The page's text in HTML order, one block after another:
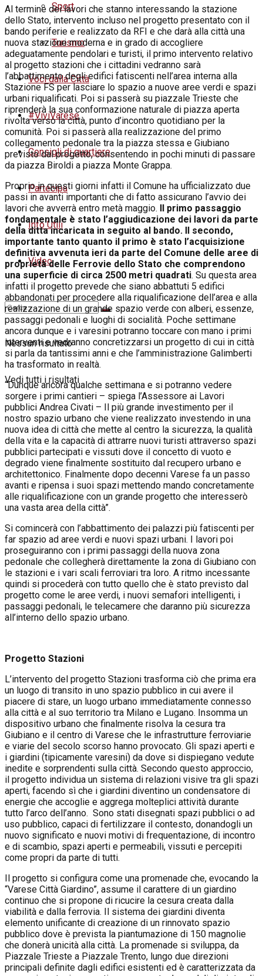
Sport
Turismo
Voci dalla Città
#ViviVarese
Consigli di quartiere
Partecipa
Info Utili
Video
Nessun risultato
Vedi tutti i risultati
Al termine dei lavori che stanno interessando la stazione
dello Stato, intervento incluso nel progetto presentato con il
bando periferie e realizzato da RFI e che darà alla città una
nuova stazione moderna e in grado di accogliere
adeguatamente pendolari e turisti, il primo intervento relativo
al progetto stazioni che i cittadini vedranno sarà
l’abbattimento degli edifici fatiscenti nell’area interna alla
Stazione FS per lasciare lo spazio a nuove aree verdi e spazi
urbani riqualificati. Poi si passerà su piazzale Trieste che
riprenderà la sua conformazione naturale di piazza aperta
rivolta verso la città, punto d’incontro quotidiano per la
comunità. Poi si passerà alla realizzazione del primo
collegamento pedonale tra la piazza stessa e Giubiano
previsto dal progetto, consentendo in pochi minuti di passare
da piazza Biroldi a piazza Monte Grappa.
Proprio in questi giorni infatti il Comune ha ufficializzato due
passi in avanti importanti che di fatto assicurano l’avvio dei
lavori che avverrà entro metà maggio.
Il primo passaggio
fondamentale è stato l’aggiudicazione dei lavori da parte
della ditta incaricata in seguito al bando. Il secondo,
importante tanto quanto il primo è stato l’acquisizione
definitiva avvenuta ieri da parte del Comune delle aree di
proprietà delle Ferrovie dello Stato che comprendono
una superficie di circa 2500 metri quadrati. Su questa area
infatti il progetto prevede che siano abbattuti 5 edifici
abbandonati per procedere alla riqualificazione dell’area e alla
realizzazione di un grande spazio verde con alberi, essenze,
passaggi pedonali e luoghi di socialità. Poche settimane
ancora dunque e i varesini potranno toccare con mano i primi
interventi e vedranno concretizzarsi un progetto di cui in città
si parla da tantissimi anni e che l’amministrazione Galimberti
ha trasformato in realtà.
“Dunque ancora qualche settimana e si potranno vedere
sorgere i primi cantieri – spiega l’Assessore ai Lavori
pubblici Andrea Civati – Il più grande investimento per il
nostro spazio urbano che viene realizzato investendo in una
nuova idea di città che mette al centro la sicurezza, la qualità
della vita e la capacità di attrarre nuovi turisti attraverso spazi
pubblici partecipati e vissuti dove il concetto di vuoto e
degrado viene finalmente sostituito dal recupero urbano e
architettonico. Finalmente dopo decenni Varese fa un passo
avanti e ripensa i suoi spazi mettendo mando concretamente
alle riqualificazione con un grande progetto che interesserò
una vasta area della città”.
Si comincerà con l’abbattimento dei palazzi più fatiscenti per
far spazio ad aree verdi e nuovi spazi urbani. I lavori poi
proseguiranno con i primi passaggi della nuova zona
pedonale che collegherà direttamente la zona di Giubiano con
le stazioni e i vari scali ferroviari tra loro. A ritmo incessante
quindi si procederà con tutto quello che è stato previsto dal
progetto come le aree verdi, i nuovi semafori intelligenti, i
passaggi pedonali, le telecamere che daranno più sicurezza
all’interno dello spazio urbano.
Progetto Stazioni
L’intervento del progetto Stazioni trasforma ciò che prima era
un luogo di transito in uno spazio pubblico in cui avere il
piacere di stare, un luogo urbano immediatamente connesso
alla città e al suo territorio tra Milano e Lugano. Insomma un
dispositivo urbano che finalmente risolva la cesura tra
Giubiano e il centro di Varese che le infrastrutture ferroviarie
e viarie del secolo scorso hanno provocato. Gli spazi aperti e
i giardini (tipicamente varesini) da dove si dispiegano vedute
inedite e sorprendenti sulla città. Secondo questo approccio,
il progetto individua un sistema di relazioni visive tra gli spazi
aperti, facendo sì che i giardini diventino un condensatore di
energie che accoglie e aggrega molteplici attività durante
tutto l’arco dell’anno. Sono stati disegnati spazi pubblici o ad
uso pubblico, capaci di fertilizzare il contesto, donandogli un
nuovo significato e nuovi motivi di frequentazione, di incontro
e di scambio, spazi aperti e permeabili, vissuti e percepiti
come propri da parte di tutti.
Il progetto si configura come una promenade che, evocando la
“Varese Città Giardino”, assume il carattere di un giardino
continuo che si propone di ricucire la cesura creata dalla
viabilità e dalla ferrovia. Il sistema dei giardini diventa
elemento unificante di creazione di un rinnovato spazio
pubblico dove è prevista la piantumazione di 150 magnolie
che donerà unicità alla città. La promenade si sviluppa, da
Piazzale Trieste a Piazzale Trento, lungo due direzioni
principali definite dagli edifici esistenti ed è caratterizzata da